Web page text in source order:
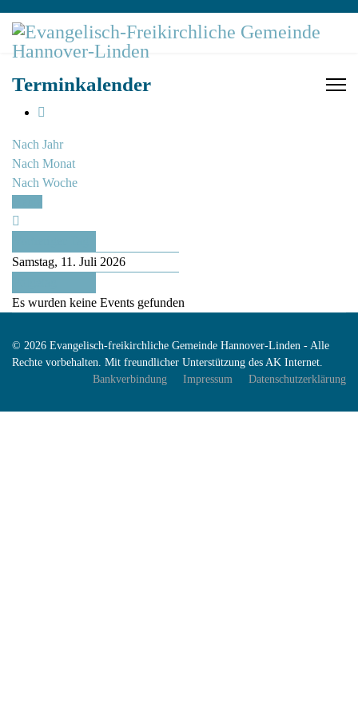
Terminkalender
Nach Jahr
Nach Monat
Nach Woche
Samstag, 11. Juli 2026
Es wurden keine Events gefunden
© 2026 Evangelisch-freikirchliche Gemeinde Hannover-Linden - Alle
Rechte vorbehalten. Mit freundlicher Unterstützung des AK Internet.
Bankverbindung
Impressum Datenschutzerklärung